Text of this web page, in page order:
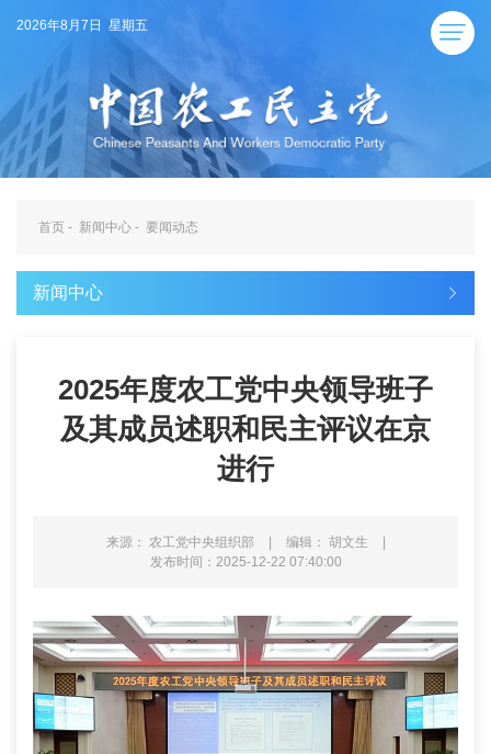
2026年8月7日 星期五
首页 - 新闻中心 - 要闻动态
新闻中心
2025年度农工党中央领导班子
及其成员述职和民主评议在京
进行
来源： 农工党中央组织部 | 编辑： 胡文生
|
发布时间：2025-12-22 07:40:00